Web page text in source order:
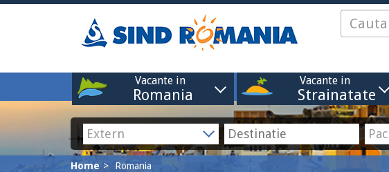
Vacante in
Romania
Vacante in
Strainatate
Home Romania